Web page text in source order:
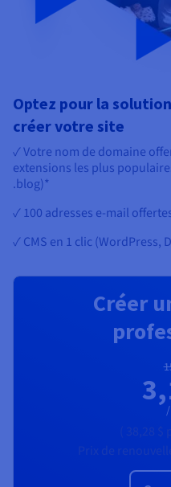
Optez pour la
créer votre site
✓ Votre nom de domaine
extensions les plus
.blog)*
✓ 100 adresses e-mail
✓ CMS en 1 clic (WordPress,
Créer